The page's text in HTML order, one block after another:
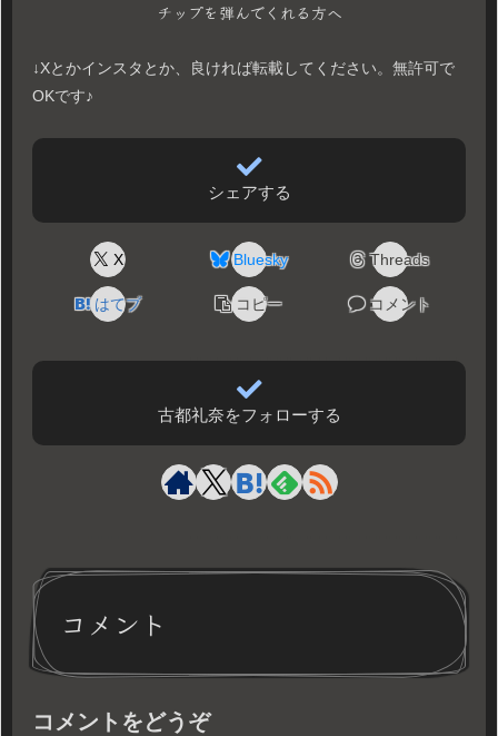
チップを弾んでくれる方へ
↓Xとかインスタとか、良ければ転載してください。無許可で
OKです♪
シェアする
X Bluesky Threads
はてブ コピー コメント
古都礼奈をフォローする
コメント
コメントをどうぞ